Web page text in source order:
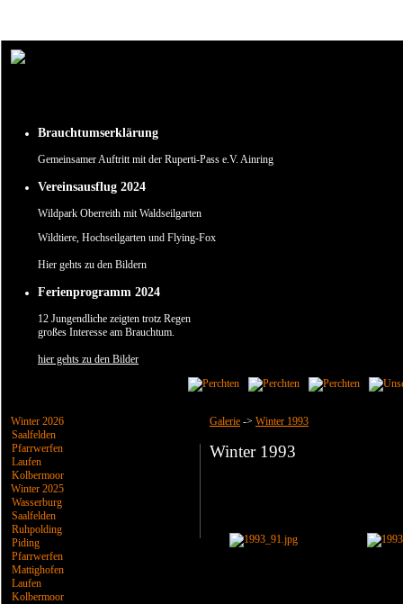
Brauchtumserklärung
Gemeinsamer Auftritt mit der Ruperti-Pass e.V. Ainring
Vereinsausflug 2024
Wildpark Oberreith mit Waldseilgarten
Wildtiere, Hochseilgarten und Flying-Fox
Hier gehts zu den Bildern
Ferienprogramm 2024
12 Jungendliche zeigten trotz Regen
großes Interesse am Brauchtum.
hier gehts zu den Bilder
Winter 2026
Saalfelden
Pfarrwerfen
Laufen
Kolbermoor
Winter 2025
Wasserburg
Saalfelden
Ruhpolding
Piding
Pfarrwerfen
Mattighofen
Laufen
Kolbermoor
Galerie -> Winter 1993
Winter 1993